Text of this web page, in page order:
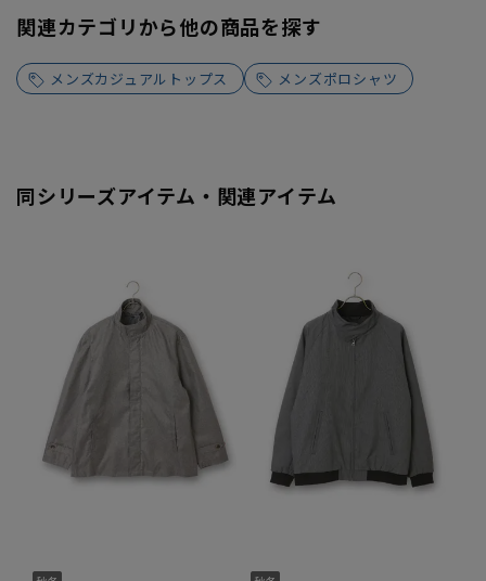
関連カテゴリから他の商品を探す
メンズカジュアルトップス メンズポロシャツ
同シリーズアイテム・関連アイテム